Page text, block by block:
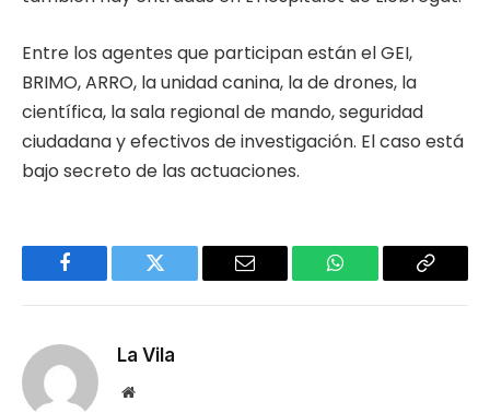
Entre los agentes que participan están el GEI,
BRIMO, ARRO, la unidad canina, la de drones, la
científica, la sala regional de mando, seguridad
ciudadana y efectivos de investigación. El caso está
bajo secreto de las actuaciones.
Facebook Twitter Email WhatsApp Copy
La Vila
Website